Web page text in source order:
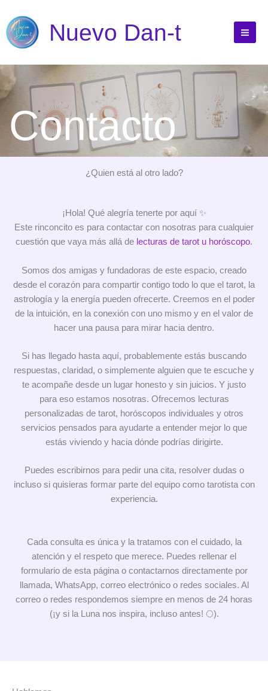
contenido
Nuevo Dan-t
Contacto
¿Quien está al otro lado?
¡Hola! Qué alegría tenerte por aquí ✨
Este rinconcito es para contactar con nosotras para cualquier
cuestión que vaya más allá de lecturas de tarot u horóscopo.
Somos dos amigas y fundadoras de este espacio, creado
desde el corazón para compartir contigo todo lo que el tarot, la
astrología y la energía pueden ofrecerte. Creemos en el poder
de la intuición, en la conexión con uno mismo y en el valor de
hacer una pausa para mirar hacia dentro.
Si has llegado hasta aquí, probablemente estás buscando
respuestas, claridad, o simplemente alguien que te escuche y
te acompañe desde un lugar honesto y sin juicios. Y justo
para eso estamos nosotras. Ofrecemos lecturas
personalizadas de tarot, horóscopos individuales y otros
servicios pensados para ayudarte a entender mejor lo que
estás viviendo y hacia dónde podrías dirigirte.
Puedes escribirnos para pedir una cita, resolver dudas o
incluso si quisieras formar parte del equipo como tarotista con
experiencia.
Cada consulta es única y la tratamos con el cuidado, la
atención y el respeto que merece. Puedes rellenar el
formulario de esta página o contactarnos directamente por
llamada, WhatsApp, correo electrónico o redes sociales. Al
correo o redes respondemos siempre en menos de 24 horas
(¡y si la Luna nos inspira, incluso antes! 🌕).